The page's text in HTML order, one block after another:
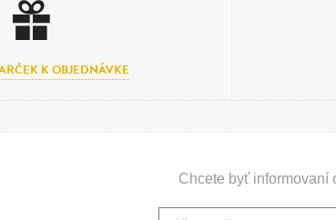
K OBJEDNÁVKE
Chcete byť informovaní